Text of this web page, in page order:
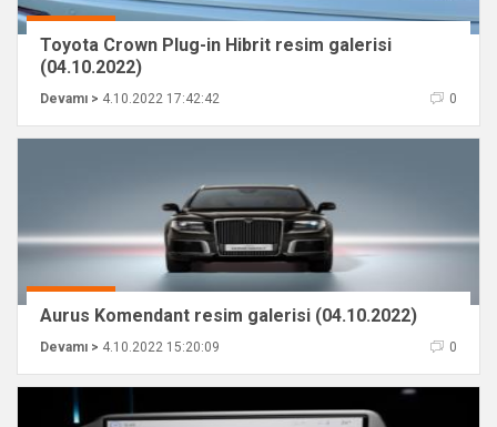
Toyota Crown Plug-in Hibrit resim galerisi
(04.10.2022)
Devamı > 4.10.2022 17:42:42 0
Aurus Komendant resim galerisi (04.10.2022)
Devamı > 4.10.2022 15:20:09 0